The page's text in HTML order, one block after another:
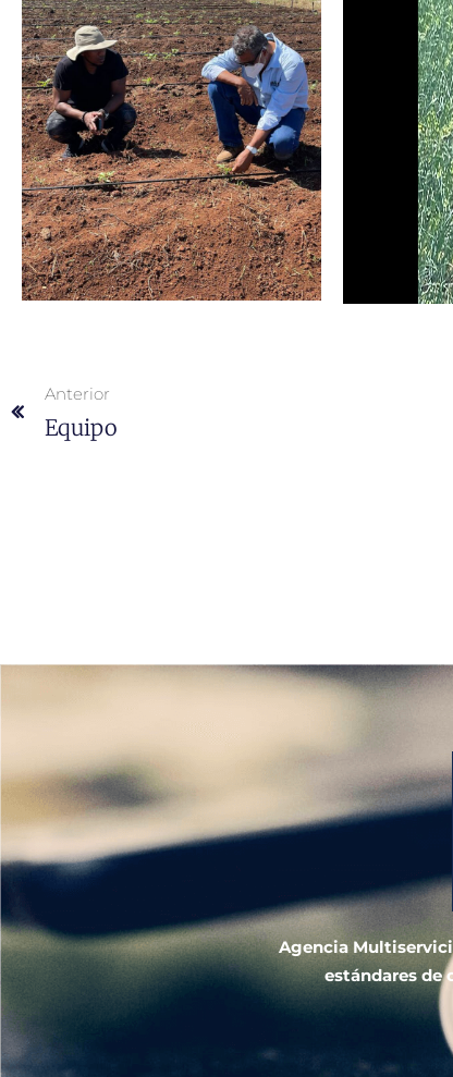
Anterior
Equipo
Agencia
estándares de